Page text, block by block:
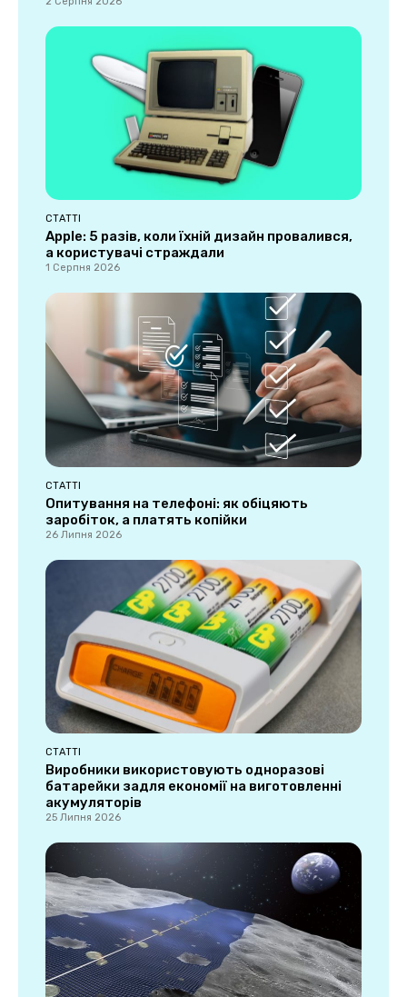
СТАТТІ
Apple: 5 разів, коли їхній дизайн провалився,
а користувачі страждали
1 Серпня 2026
СТАТТІ
Опитування на телефоні: як обіцяють
заробіток, а платять копійки
26 Липня 2026
СТАТТІ
Виробники використовують одноразові
батарейки задля економії на виготовленні
акумуляторів
25 Липня 2026